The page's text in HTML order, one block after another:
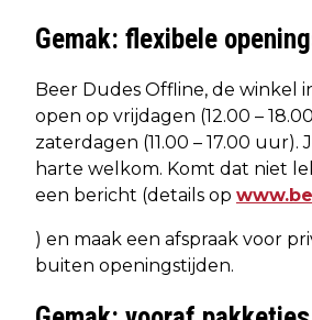
Gemak: flexibele
Beer Dudes Offline, de winkel
open op vrijdagen (12.00 –
zaterdagen (11.00 – 17.00 uur).
harte welkom. Komt dat niet
een bericht (details op
) en maak een afspraak voor
buiten openingstijden.